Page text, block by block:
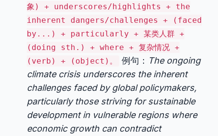
象) + underscores/highlights + the
inherent dangers/challenges + (faced
by...) + particularly + 某类人群 +
(doing sth.) + where + 复杂情况 +
(verb) + (object)。
例句： The ongoing
climate crisis underscores the inherent
challenges faced by global policymakers,
particularly those striving for sustainable
development in vulnerable regions where
economic growth can contradict